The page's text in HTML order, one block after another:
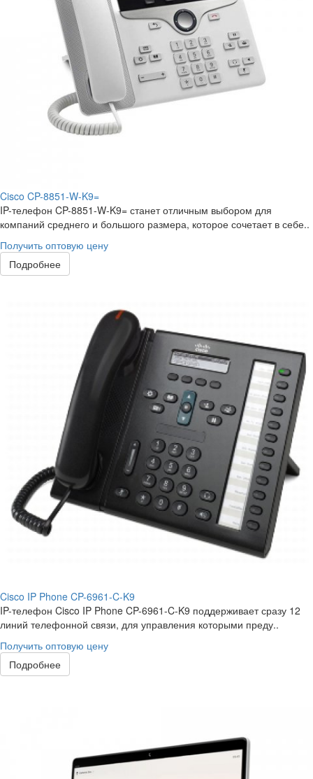
Cisco CP-8851-W-K9=
IP-телефон CP-8851-W-K9= станет отличным выбором для
компаний среднего и большого размера, которое сочетает в себе..
Получить оптовую цену
Подробнее
Cisco IP Phone CP-6961-C-K9
IP-телефон Cisco IP Phone CP-6961-C-K9 поддерживает сразу 12
линий телефонной связи, для управления которыми преду..
Получить оптовую цену
Подробнее